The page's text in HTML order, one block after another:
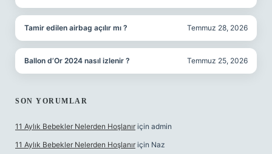
Tamir edilen airbag açılır mı ? Temmuz 28, 2026
Ballon d’Or 2024 nasıl izlenir ? Temmuz 25, 2026
SON YORUMLAR
11 Aylık Bebekler Nelerden Hoşlanır için admin
11 Aylık Bebekler Nelerden Hoşlanır için Naz